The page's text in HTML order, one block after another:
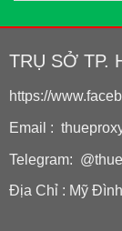
TRỤ SỞ TP.
https://
Email :
Telegram:
Địa Chỉ : Mỹ